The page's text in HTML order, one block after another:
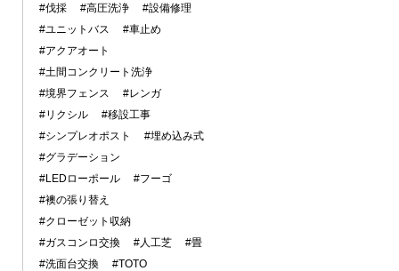
#伐採
#高圧洗浄
#設備修理
#ユニットバス
#車止め
#アクアオート
#土間コンクリート洗浄
#境界フェンス
#レンガ
#リクシル
#移設工事
#シンプレオポスト
#埋め込み式
#グラデーション
#LEDローポール
#フーゴ
#襖の張り替え
#クローゼット収納
#ガスコンロ交換
#人工芝
#畳
#洗面台交換
#TOTO